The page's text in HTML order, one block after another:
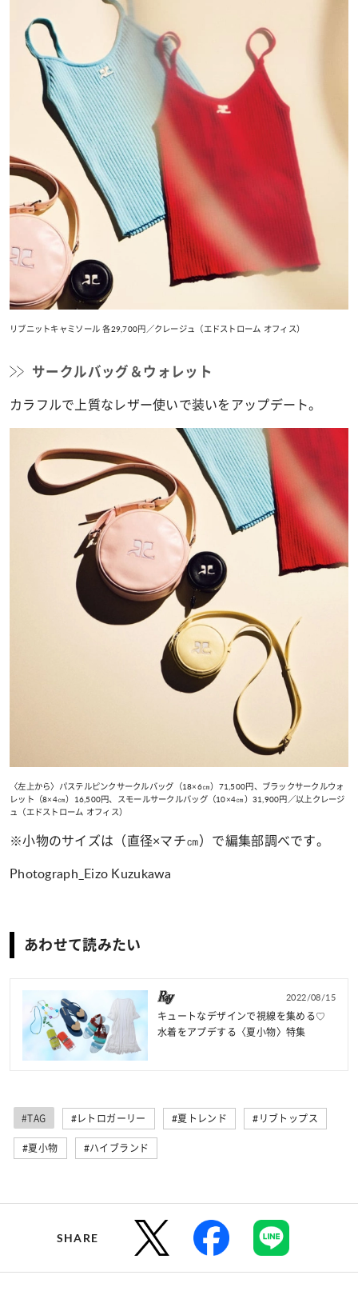
リブニットキャミソール 各29,700円／クレージュ（エドストローム オフィス）
サークルバッグ＆ウォレット
カラフルで上質なレザー使いで装いをアップデート。
〈左上から〉パステルピンクサークルバッグ（18×6㎝）71,500円、ブラックサークルウォ
レット（8×4㎝）16,500円、スモールサークルバッグ（10×4㎝）31,900円／以上クレージ
ュ（エドストローム オフィス）
※小物のサイズは（直径×マチ㎝）で編集部調べです。
Photograph_Eizo Kuzukawa
あわせて読みたい
2022/08/15
キュートなデザインで視線を集める♡
水着をアプデする〈夏小物〉特集
#TAG #レトロガーリー #夏トレンド #リブトップス
#夏小物 #ハイブランド
SHARE